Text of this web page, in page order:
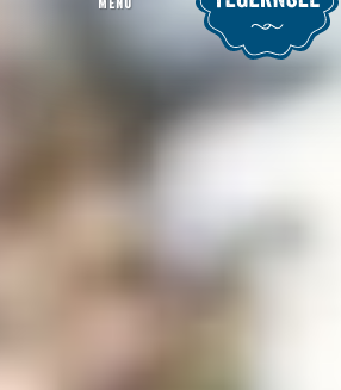
#wiesseerocks - BaamBrass
MENU